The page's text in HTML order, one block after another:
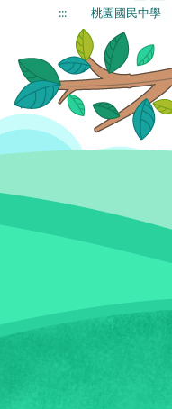
::: 桃園國民中學